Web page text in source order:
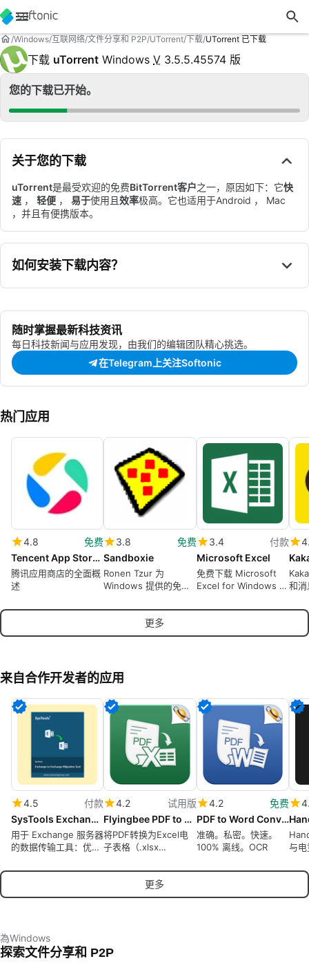
Windows 互联网络 文件分享和 P2P UTorrent 下载 UTorrent 已下载
下载 uTorrent Windows V 3.5.5.45574 版
您的下载已开始。
关于您的下载
uTorrent是最受欢迎的免费BitTorrent客户之一，原因如下：它快
速 ， 轻便 ， 易于使用且效率极高。它也适用于Android ， Mac
，并且有便携版本。
如何安装下载内容？
随时掌握最新科技资讯
每日科技新闻与应用发现，由我们的编辑团队精心挑选。
在Telegram上关注Softonic
热门应用
4.8
免费
Tencent App Store 腾讯应用宝
腾讯应用商店的全面概
述
3.8
免费
Sandboxie
Ronen Tzur 为
Windows 提供的免费
3.4
付款
Microsoft Excel
免费下载 Microsoft
Excel for Windows –
的一部分
和
更多
来自合作开发者的应用
4.5
付款
SysTools Exchange to Exchange Migration Tool
用于 Exchange 服务器
的数据传输工具：优先
实时监控进度
4.2
试用版
Flyingbee PDF to Excel Converter
将PDF转换为Excel电
子表格（.xlsx
隐私安全的数据恢复
4.2
免费
PDF to Word Converter
准确。私密。快速。
100% 离线。OCR
与
更多
為Windows
探索文件分享和 P2P